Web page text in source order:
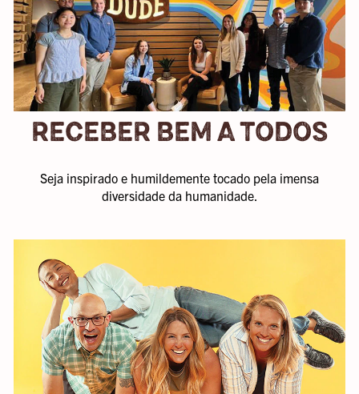
RECEBER BEM A TODOS
Seja inspirado e humildemente tocado pela imensa
diversidade da humanidade.